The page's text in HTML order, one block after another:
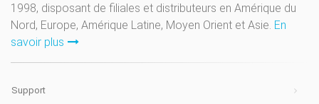
1998, disposant de filiales et distributeurs en Amérique du
Nord, Europe, Amérique Latine, Moyen Orient et Asie. En
savoir plus
Support